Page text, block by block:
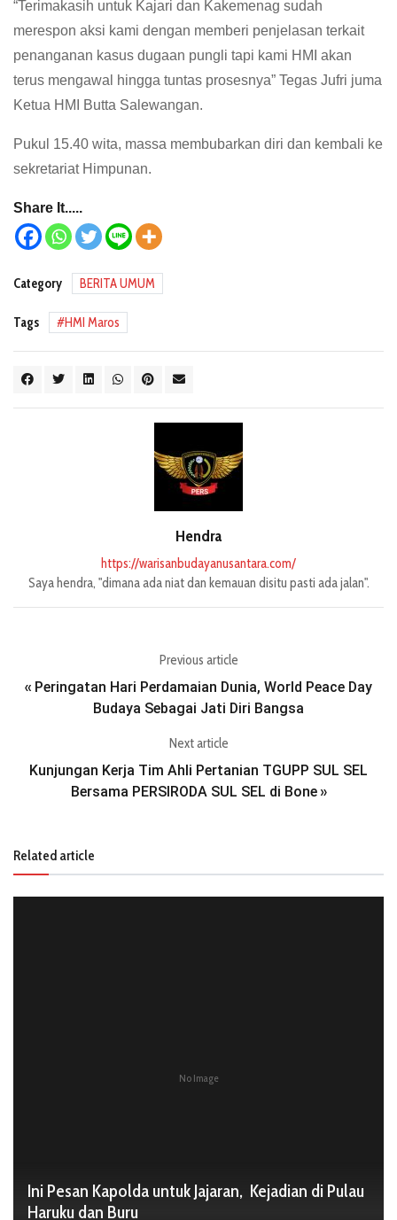
“Terimakasih untuk Kajari dan Kakemenag sudah
merespon aksi kami dengan memberi penjelasan terkait
penanganan kasus dugaan pungli tapi kami HMI akan
terus mengawal hingga tuntas prosesnya” Tegas Jufri juma
Ketua HMI Butta Salewangan.
Pukul 15.40 wita, massa membubarkan diri dan kembali ke
sekretariat Himpunan.
Share It.....
Category BERITA UMUM
Tags HMI Maros
Hendra
https://warisanbudayanusantara.com/
Saya hendra, "dimana ada niat dan kemauan disitu pasti ada jalan".
Previous article
« Peringatan Hari Perdamaian Dunia, World Peace Day
Budaya Sebagai Jati Diri Bangsa
Next article
Kunjungan Kerja Tim Ahli Pertanian TGUPP SUL SEL
Bersama PERSIRODA SUL SEL di Bone»
Related article
No Image
Ini Pesan Kapolda untuk Jajaran, Kejadian di Pulau
Haruku dan Buru